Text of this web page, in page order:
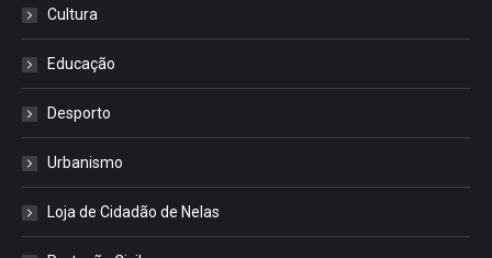
Cultura
Educação
Desporto
Urbanismo
Loja de Cidadão de Nelas